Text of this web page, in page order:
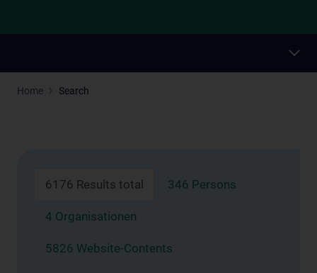
Home Search
6176 Results total 346 Persons
4 Organisationen
5826 Website-Contents